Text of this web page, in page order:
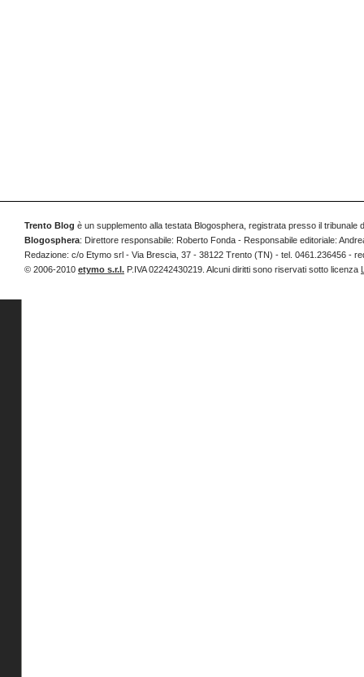
Trento Blog è un supplemento alla testata Blogosphera, registrata presso il tribunale
Blogosphera: Direttore responsabile: Roberto Fonda - Responsabile editoriale:
Redazione: c/o Etymo srl - Via Brescia, 37 - 38122 Trento (TN) - tel. 0461.236456 -
© 2006-2010 etymo s.r.l. P.IVA 02242430219. Alcuni diritti sono riservati sotto licenza